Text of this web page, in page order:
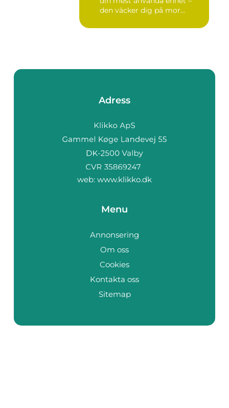
den väcker dig på mor...
Adress
web: www.klikko.dk
Menu
Annonsering
Om oss
Cookies
Kontakta oss
Sitemap